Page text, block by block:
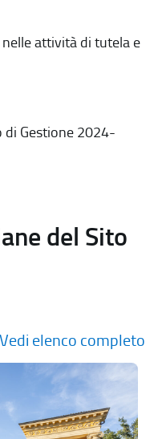
attività di tutela e
di Gestione 2024-
del Sito
Vedi elenco completo